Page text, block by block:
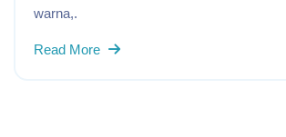
warna,.
Read More